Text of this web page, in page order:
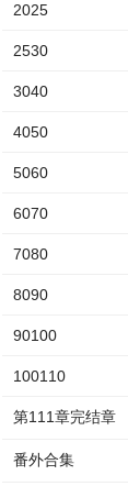
2025
2530
3040
4050
5060
6070
7080
8090
90100
100110
第111章完结章
番外合集